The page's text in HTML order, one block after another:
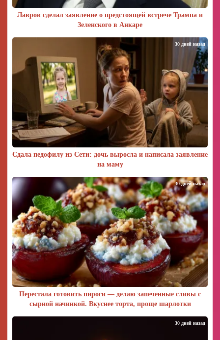
Лавров сделал заявление о предстоящей встрече Трампа и
Зеленского в Анкаре
Сдала педофилу из Сети: дочь выросла и написала заявление
на маму
30 дней назад
Перестала готовить пироги — делаю запеченные сливы с
сырной начинкой. Вкуснее торта, проще шарлотки
30 дней назад
30 дней назад